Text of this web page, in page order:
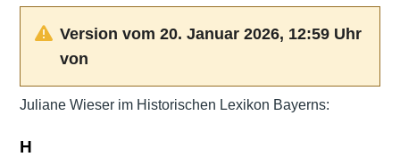
Version vom 20. Januar 2026, 12:59 Uhr
von
Juliane Wieser im Historischen Lexikon Bayerns:
H